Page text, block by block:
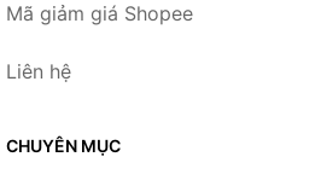
Mã giảm giá Shopee
Liên hệ
CHUYÊN MỤC